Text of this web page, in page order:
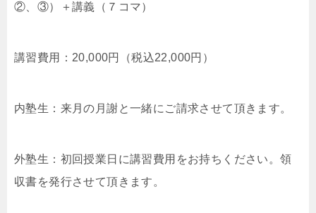
②、③）＋講義（７コマ）
講習費用：20,000円（税込22,000円）
内塾生：来月の月謝と一緒にご請求させて頂きます。
外塾生：初回授業日に講習費用をお持ちください。領
収書を発行させて頂きます。